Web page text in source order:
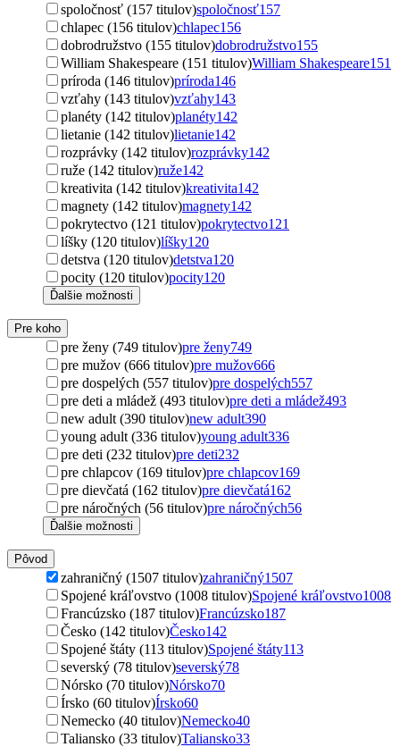
spoločnosť (157 titulov)spoločnosť157
chlapec (156 titulov)chlapec156
dobrodružstvo (155 titulov)dobrodružstvo155
William Shakespeare (151 titulov)William Shakespeare151
príroda (146 titulov)príroda146
vzťahy (143 titulov)vzťahy143
planéty (142 titulov)planéty142
lietanie (142 titulov)lietanie142
rozprávky (142 titulov)rozprávky142
ruže (142 titulov)ruže142
kreativita (142 titulov)kreativita142
magnety (142 titulov)magnety142
pokrytectvo (121 titulov)pokrytectvo121
líšky (120 titulov)líšky120
detstva (120 titulov)detstva120
pocity (120 titulov)pocity120
Ďalšie možnosti
Pre koho
pre ženy (749 titulov)pre ženy749
pre mužov (666 titulov)pre mužov666
pre dospelých (557 titulov)pre dospelých557
pre deti a mládež (493 titulov)pre deti a mládež493
new adult (390 titulov)new adult390
young adult (336 titulov)young adult336
pre deti (232 titulov)pre deti232
pre chlapcov (169 titulov)pre chlapcov169
pre dievčatá (162 titulov)pre dievčatá162
pre náročných (56 titulov)pre náročných56
Ďalšie možnosti
Pôvod
zahraničný (1507 titulov)zahraničný1507
Spojené kráľovstvo (1008 titulov)Spojené kráľovstvo1008
Francúzsko (187 titulov)Francúzsko187
Česko (142 titulov)Česko142
Spojené štáty (113 titulov)Spojené štáty113
severský (78 titulov)severský78
Nórsko (70 titulov)Nórsko70
Írsko (60 titulov)Írsko60
Nemecko (40 titulov)Nemecko40
Taliansko (33 titulov)Taliansko33